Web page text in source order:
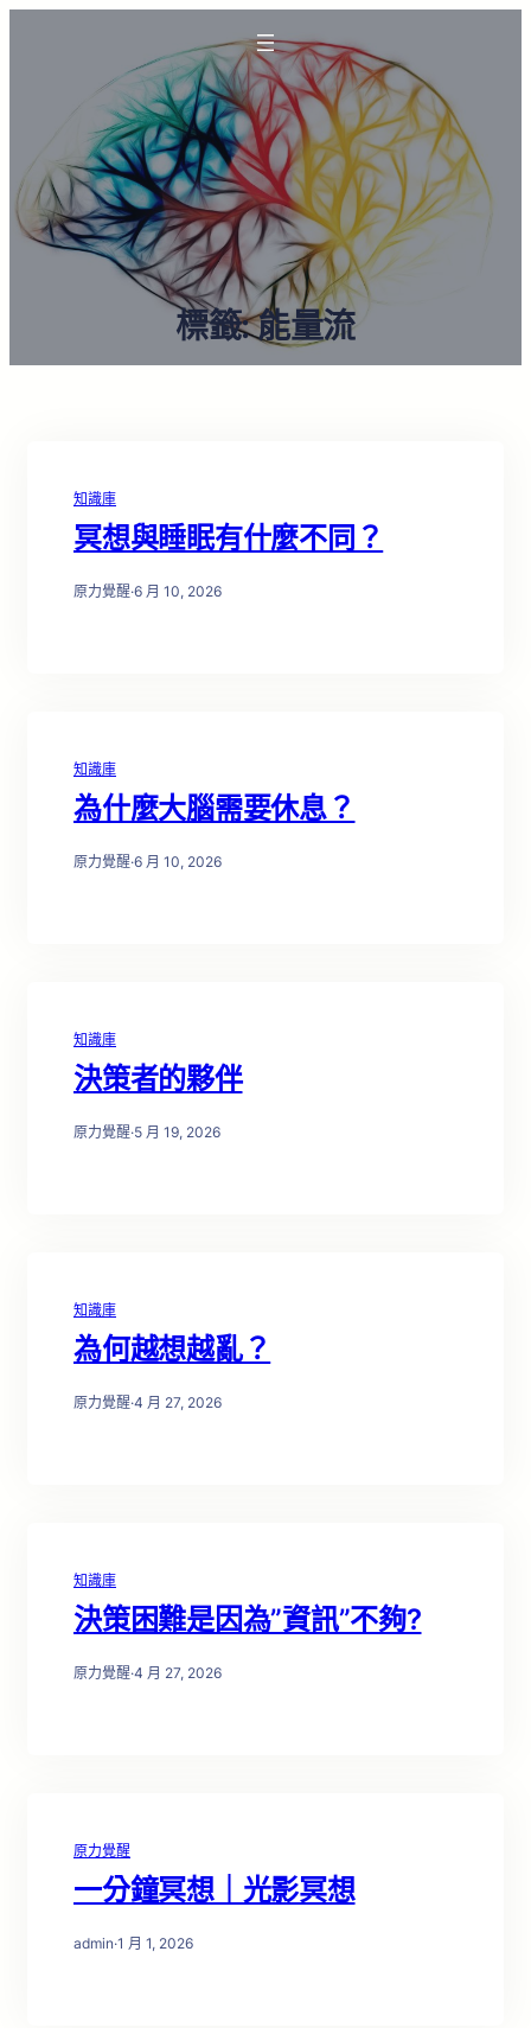
標籤:能量流
知識庫
冥想與睡眠有什麼不同？
原力覺醒·6 月 10, 2026
知識庫
為什麼大腦需要休息？
原力覺醒·6 月 10, 2026
知識庫
決策者的夥伴
原力覺醒·5 月 19, 2026
知識庫
為何越想越亂？
原力覺醒·4 月 27, 2026
知識庫
決策困難是因為”資訊”不夠?
原力覺醒·4 月 27, 2026
原力覺醒
一分鐘冥想｜光影冥想
admin·1 月 1, 2026